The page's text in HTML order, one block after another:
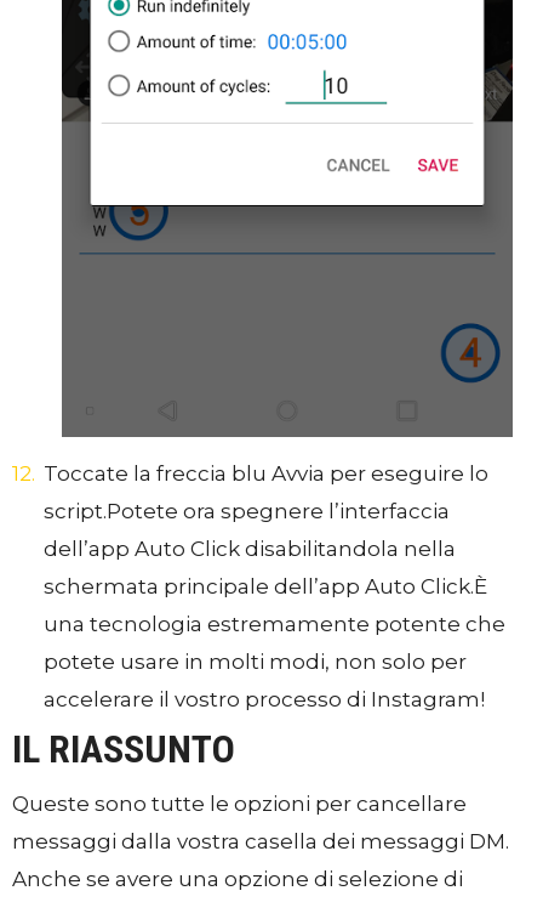
Toccate la freccia blu Avvia per eseguire lo
script.Potete ora spegnere l’interfaccia
dell’app Auto Click disabilitandola nella
schermata principale dell’app Auto Click.È
una tecnologia estremamente potente che
potete usare in molti modi, non solo per
accelerare il vostro processo di Instagram!
IL RIASSUNTO
Queste sono tutte le opzioni per cancellare
messaggi dalla vostra casella dei messaggi DM.
Anche se avere una opzione di selezione di